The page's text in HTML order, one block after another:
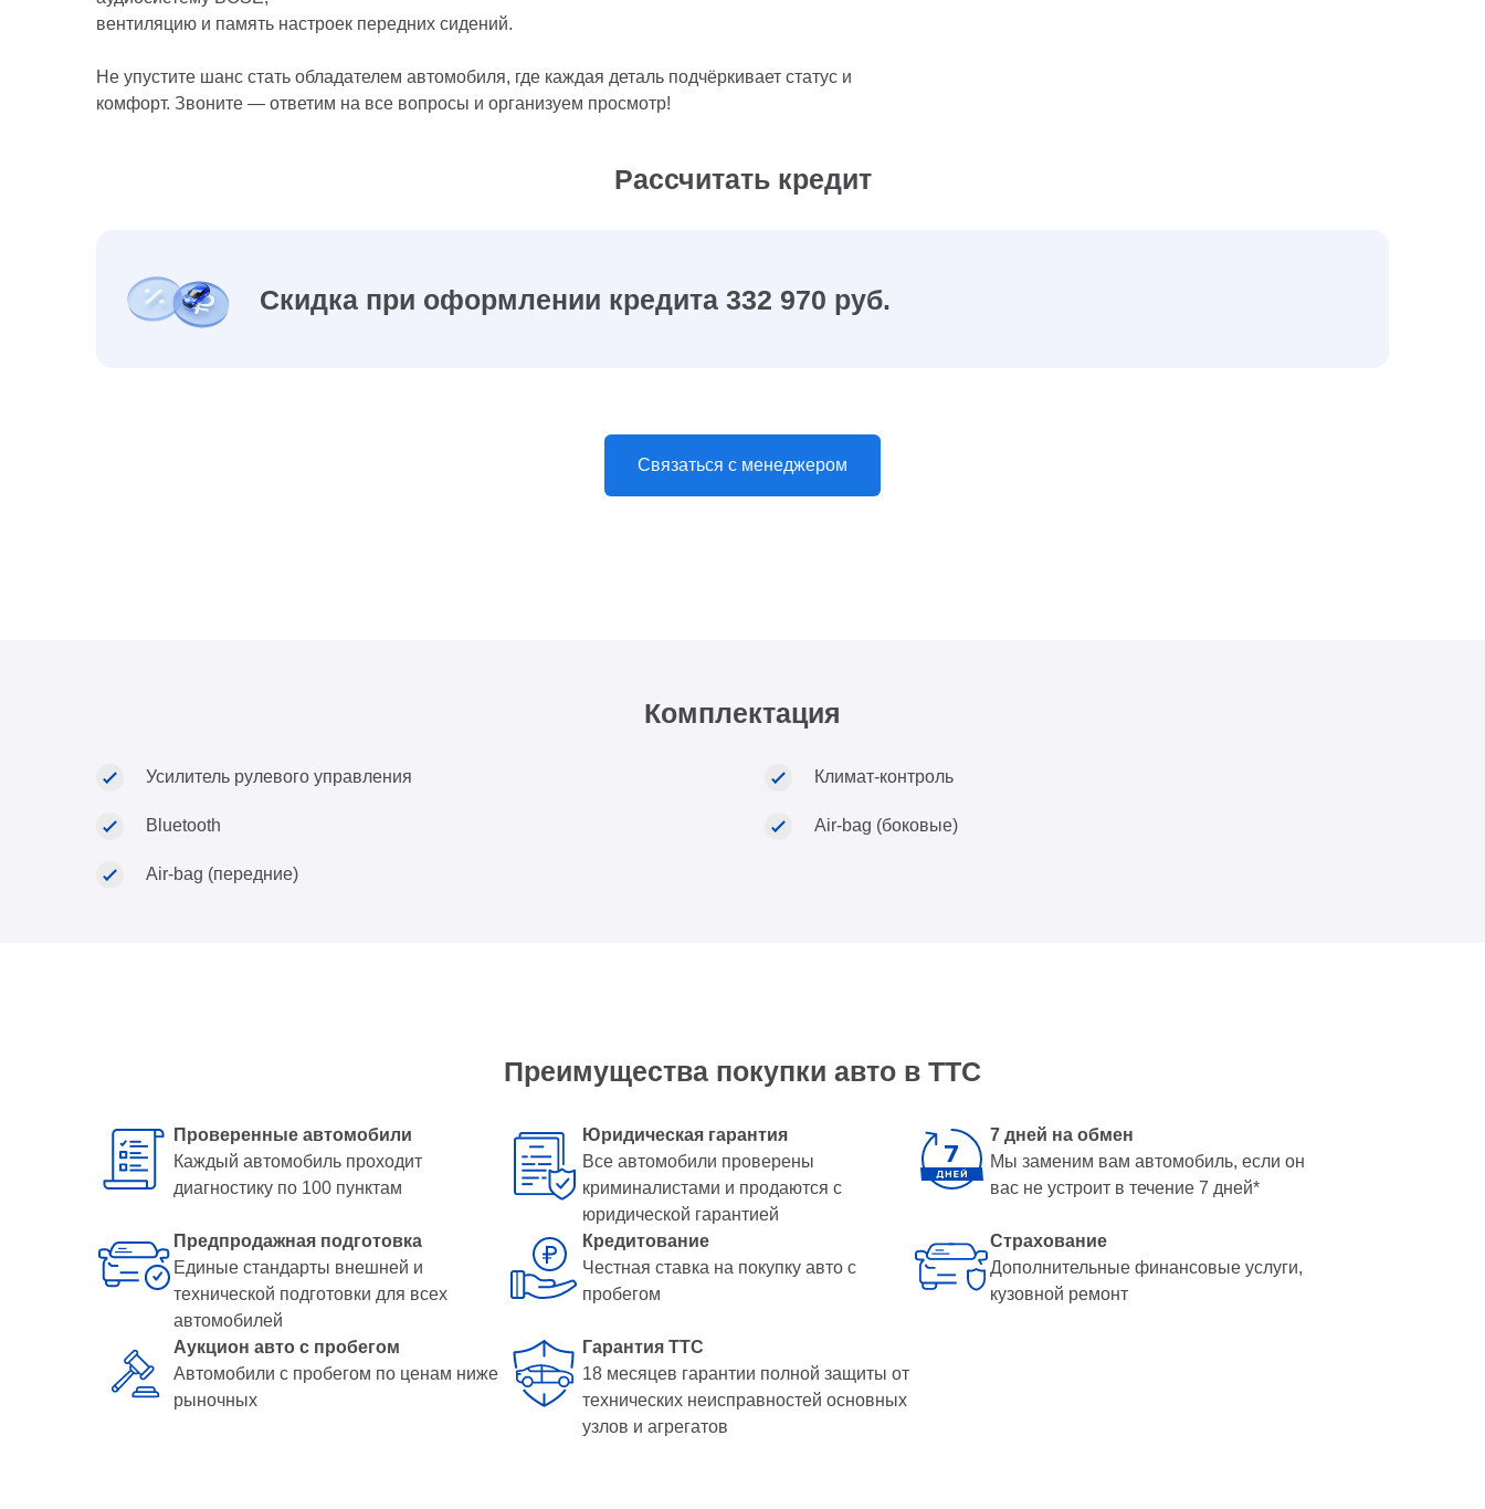
вентиляцию и память настроек передних сидений.
Не упустите шанс стать обладателем автомобиля, где каждая деталь подчёркивает статус и
комфорт. Звоните — ответим на все вопросы и организуем просмотр!
Рассчитать кредит
Скидка при оформлении кредита 332 970 руб.
Связаться с менеджером
Комплектация
Усилитель рулевого управления Климат-контроль
Bluetooth Air-bag (боковые)
Air-bag (передние)
Преимущества покупки авто в ТТС
Проверенные автомобили
Каждый автомобиль проходит
диагностику по 100 пунктам
Юридическая гарантия
Все автомобили проверены
криминалистами и продаются с
юридической гарантией
7 дней на обмен
Мы заменим вам автомобиль, если он
вас не устроит в течение 7 дней*
Предпродажная подготовка
Единые стандарты внешней и
технической подготовки для всех
автомобилей
Кредитование
Честная ставка на покупку авто с
пробегом
Страхование
Дополнительные финансовые услуги,
кузовной ремонт
Аукцион авто с пробегом
Автомобили с пробегом по ценам ниже
рыночных
Гарантия ТТС
18 месяцев гарантии полной защиты от
технических неисправностей основных
узлов и агрегатов